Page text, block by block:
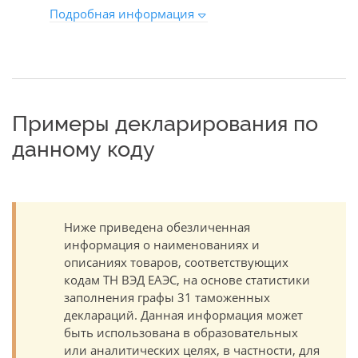
Подробная информация
Примеры декларирования по
данному коду
Ниже приведена обезличенная
информация о наименованиях и
описаниях товаров, соответствующих
кодам ТН ВЭД ЕАЭС, на основе статистики
заполнения графы 31 таможенных
деклараций. Данная информация может
быть использована в образовательных
или аналитических целях, в частности, для